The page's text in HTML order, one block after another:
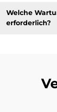
Welche
erforderlich?